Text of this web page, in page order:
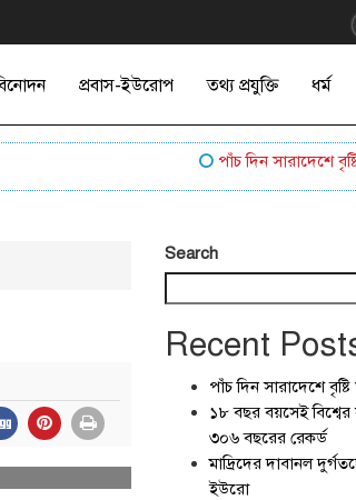
প্রবাস-ইউরোপ তথ্য প্রযুক্তি ধর্ম
পাঁচ দিন সারাদেশে বৃষ্টি
Search
Recent
পাঁচ দিন সারাদেশে
১৮ বছর বয়সেই
৩০৬ বছরের রেকর্ড
মাদ্রিদের দাবানল
ইউরো